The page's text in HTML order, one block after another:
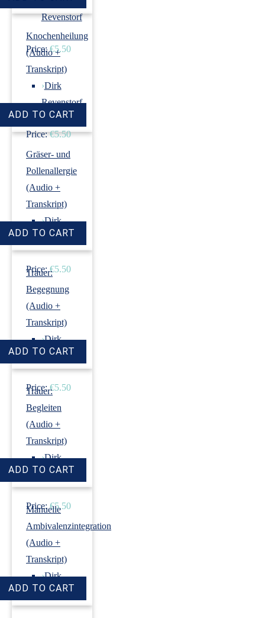
Revenstorf
Price: €5.50
Knochenheilung
(Audio +
Transkript)
›Dirk
Revenstorf
Price: €5.50
Gräser- und
Pollenallergie
(Audio +
Transkript)
›Dirk
Revenstorf
Price: €5.50
Trauer:
Begegnung
(Audio +
Transkript)
›Dirk
Revenstorf
Price: €5.50
Trauer:
Begleiten
(Audio +
Transkript)
›Dirk
Revenstorf
Price: €5.50
Manuelle
Ambivalenzintegration
(Audio +
Transkript)
›Dirk
Revenstorf